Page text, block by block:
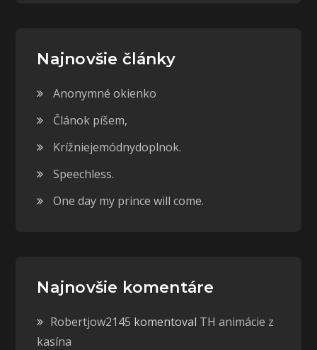
Najnovšie články
Anonymné okienko
Článok píšem,
Krížniejemódnydoplnok.
Speechless.
One day my prince will come.
Najnovšie komentáre
Robertjow2145 komentoval TH animácie z
kasína